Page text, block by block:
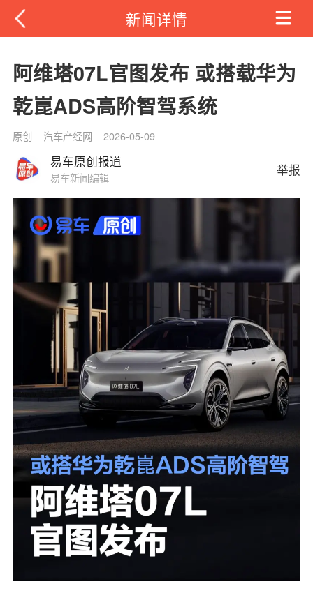
新闻详情
阿维塔07L官图发布 或搭载华为
乾崑ADS高阶智驾系统
原创 汽车产经网 2026-05-09
易车原创报道
易车新闻编辑
举报